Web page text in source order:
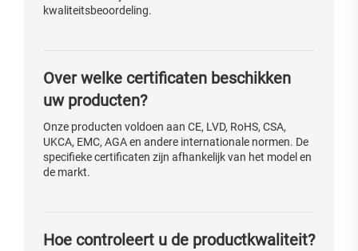
kwaliteitsbeoordeling.
Over welke certificaten beschikken
uw producten?
Onze producten voldoen aan CE, LVD, RoHS, CSA,
UKCA, EMC, AGA en andere internationale normen. De
specifieke certificaten zijn afhankelijk van het model en
de markt.
Hoe controleert u de productkwaliteit?